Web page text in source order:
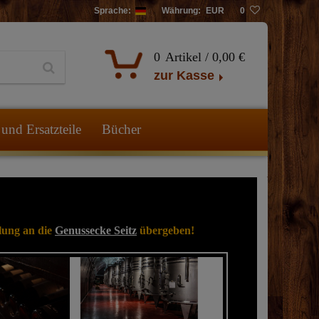
Sprache: Währung: EUR 0
0 Artikel / 0,00 €
zur Kasse
Ersatzteile Bücher
an die Genussecke Seitz übergeben!